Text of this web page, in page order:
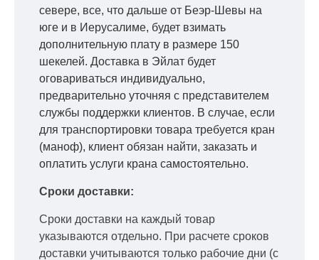
севере, все, что дальше от Беэр-Шевы на
юге и в Иерусалиме, будет взимать
дополнительную плату в размере 150
шекелей. Доставка в Эйлат будет
оговариваться индивидуально,
предварительно уточняя с представителем
службы поддержки клиентов. В случае, если
для транспортировки товара требуется кран
(маноф), клиент обязан найти, заказать и
оплатить услуги крана самостоятельно.
Сроки доставки:
Сроки доставки на каждый товар
указываются отдельно. При расчете сроков
доставки учитываются только рабочие дни (с